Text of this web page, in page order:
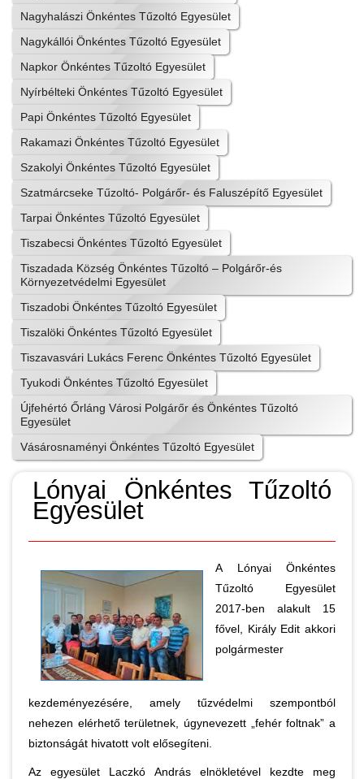
Nagyhalászi Önkéntes Tűzoltó Egyesület
Nagykállói Önkéntes Tűzoltó Egyesület
Napkor Önkéntes Tűzoltó Egyesület
Nyírbélteki Önkéntes Tűzoltó Egyesület
Papi Önkéntes Tűzoltó Egyesület
Rakamazi Önkéntes Tűzoltó Egyesület
Szakolyi Önkéntes Tűzoltó Egyesület
Szatmárcseke Tűzoltó- Polgárőr- és Faluszépítő Egyesület
Tarpai Önkéntes Tűzoltó Egyesület
Tiszabecsi Önkéntes Tűzoltó Egyesület
Tiszadada Község Önkéntes Tűzoltó – Polgárőr-és
Környezetvédelmi Egyesület
Tiszadobi Önkéntes Tűzoltó Egyesület
Tiszalöki Önkéntes Tűzoltó Egyesület
Tiszavasvári Lukács Ferenc Önkéntes Tűzoltó Egyesület
Tyukodi Önkéntes Tűzoltó Egyesület
Újfehértó Őrláng Városi Polgárőr és Önkéntes Tűzoltó
Egyesület
Vásárosnaményi Önkéntes Tűzoltó Egyesület
Lónyai Önkéntes Tűzoltó
Egyesület
A Lónyai Önkéntes
Tűzoltó Egyesület
2017-ben alakult 15
fővel, Király Edit akkori
polgármester
kezdeményezésére, amely tűzvédelmi szempontból
nehezen elérhető területnek, úgynevezett „fehér foltnak” a
biztonságát hivatott volt elősegíteni.
Az egyesület Laczkó András elnökletével kezdte meg